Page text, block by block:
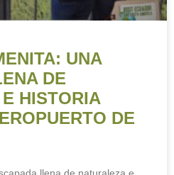
UNA
DE
HISTORIA
DE